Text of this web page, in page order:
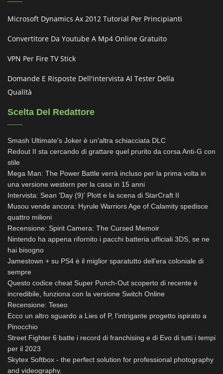
Microsoft Dynamics Ax 2012 Tutorial Per Principianti
Convertitore Da Youtube A Mp4 Online Gratuito
VPN Per Fire TV Stick
Domande E Risposte Dell'intervista Al Tester Della
Qualità
Scelta Del Redattore
Smash Ultimate's Joker è un'altra schiacciata DLC
Redout II sta cercando di grattare quel prurito da corsa Anti-G con
stile
Mega Man: The Power Battle verrà incluso per la prima volta in
una versione western per la casa in 15 anni
Intervista: Sean 'Day (9)' Plott e la scena di StarCraft II
Musou vende ancora: Hyrule Warriors Age of Calamity spedisce
quattro milioni
Recensione: Spirit Camera: The Cursed Memoir
Nintendo ha appena rifornito i pacchi batteria ufficiali 3DS, se ne
hai bisogno
Jamestown + su PS4 è il miglior sparatutto dell'era coloniale di
sempre
Questo codice cheat Super Punch-Out scoperto di recente è
incredibile, funziona con la versione Switch Online
Recensione: Teseo
Ecco un altro sguardo a Lies of P, l'intrigante progetto ispirato a
Pinocchio
Street Fighter 6 batte i record di franchising e di Evo di tutti i tempi
per il 2023
Skytex Softbox - the perfect solution for professional photography
and videography.